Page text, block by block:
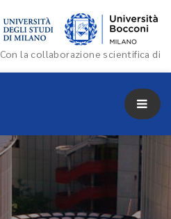
Con la collaborazione scientifica di